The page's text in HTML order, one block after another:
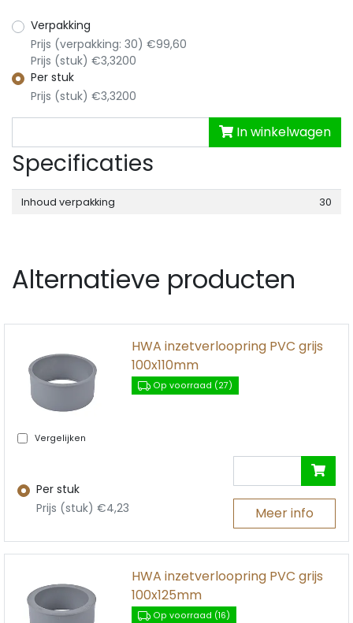
Verpakking
Prijs (verpakking: 30) €99,60
Prijs (stuk) €3,3200
Per stuk
Prijs (stuk) €3,3200
In winkelwagen
Specificaties
Inhoud verpakking 30
Alternatieve producten
Vergelijken
HWA inzetverloopring PVC grijs
100x110mm
Op voorraad (27)
Per stuk
Prijs (stuk) €4,23
Meer info
HWA inzetverloopring PVC grijs
100x125mm
Op voorraad (16)